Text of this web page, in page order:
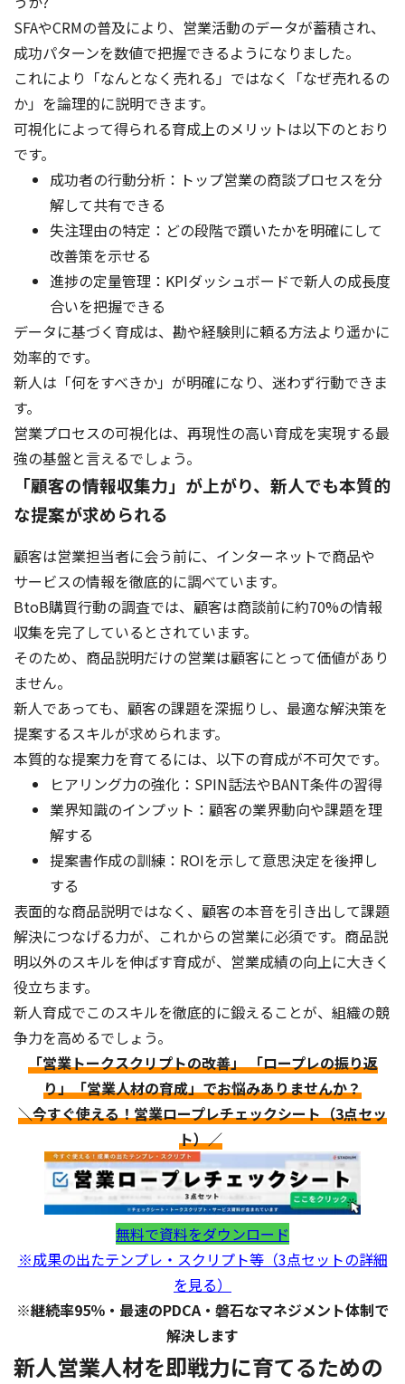
SFAやCRMの普及により、営業活動のデータが蓄積され、
成功パターンを数値で把握できるようになりました。
これにより「なんとなく売れる」ではなく「なぜ売れるの
か」を論理的に説明できます。
可視化によって得られる育成上のメリットは以下のとおり
です。
成功者の行動分析：トップ営業の商談プロセスを分
解して共有できる
失注理由の特定：どの段階で躓いたかを明確にして
改善策を示せる
進捗の定量管理：KPIダッシュボードで新人の成長度
合いを把握できる
データに基づく育成は、勘や経験則に頼る方法より遥かに
効率的です。
新人は「何をすべきか」が明確になり、迷わず行動できま
す。
営業プロセスの可視化は、再現性の高い育成を実現する最
強の基盤と言えるでしょう。
「顧客の情報収集力」が上がり、新人でも本質的
な提案が求められる
顧客は営業担当者に会う前に、インターネットで商品や
サービスの情報を徹底的に調べています。
BtoB購買行動の調査では、顧客は商談前に約70%の情報
収集を完了しているとされています。
そのため、商品説明だけの営業は顧客にとって価値があり
ません。
新人であっても、顧客の課題を深掘りし、最適な解決策を
提案するスキルが求められます。
本質的な提案力を育てるには、以下の育成が不可欠です。
ヒアリング力の強化：SPIN話法やBANT条件の習得
業界知識のインプット：顧客の業界動向や課題を理
解する
提案書作成の訓練：ROIを示して意思決定を後押し
する
表面的な商品説明ではなく、顧客の本音を引き出して課題
解決につなげる力が、これからの営業に必須です。商品説
明以外のスキルを伸ばす育成が、営業成績の向上に大きく
役立ちます。
新人育成でこのスキルを徹底的に鍛えることが、組織の競
争力を高めるでしょう。
「営業トークスクリプトの改善」 「ロープレの振り返
り」「営業人材の育成」でお悩みありませんか？
＼今すぐ使える！営業ロープレチェックシート（3点セッ
ト）／
無料で資料をダウンロード
※成果の出たテンプレ・スクリプト等（3点セットの詳細
を見る）
※継続率95％・最速のPDCA・磐石なマネジメント体制で
解決します
新人営業人材を即戦力に育てるための